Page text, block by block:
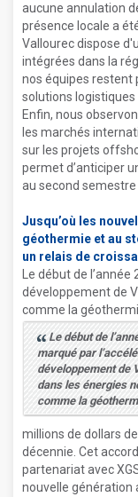
aucune annulation
présence locale a
Vallourec dispose
intégrées dans la
nos équipes restent
solutions logistiques
Enfin, nous
les marchés
sur les projets
permet d’anticiper
au second semestre
Jusqu’où les
géothermie et au
un relais de
Le début de
développement de
comme la
Le début de
marqué par
développement de
dans les énergies
comme la
millions de dollars de
décennie. Cet
partenariat avec
nouvelle génération